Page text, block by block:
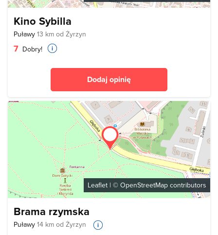
Kino Sybilla
Puławy 13 km od Żyrzyn
7 Dobry!
Dodaj opinię
Leaflet | © OpenStreetMap contributors
Brama rzymska
Puławy 14 km od Żyrzyn